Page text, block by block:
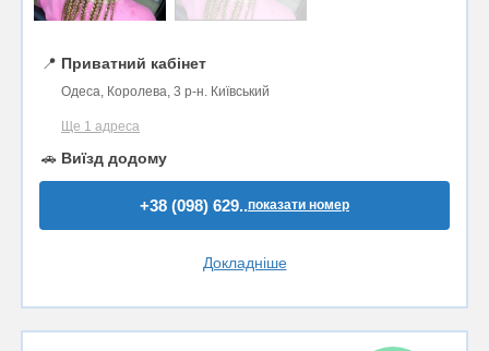
📍 Приватний кабінет
Одеса, Королева, 3 р-н. Київський
Ще 1 адреса
🚗 Виїзд додому
+38 (098) 629..показати номер
Докладніше